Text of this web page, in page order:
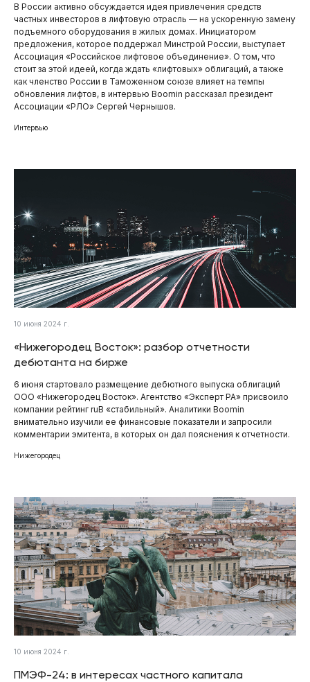
В России активно обсуждается идея привлечения средств
частных инвесторов в лифтовую отрасль — на ускоренную замену
подъемного оборудования в жилых домах. Инициатором
предложения, которое поддержал Минстрой России, выступает
Ассоциация «Российское лифтовое объединение». О том, что
стоит за этой идеей, когда ждать «лифтовых» облигаций, а также
как членство России в Таможенном союзе влияет на темпы
обновления лифтов, в интервью Boomin рассказал президент
Ассоциации «РЛО» Сергей Чернышов.
Интервью
10 июня 2024 г.
«Нижегородец Восток»: разбор отчетности
дебютанта на бирже
6 июня стартовало размещение дебютного выпуска облигаций
ООО «Нижегородец Восток». Агентство «Эксперт РА» присвоило
компании рейтинг ruB «стабильный». Аналитики Boomin
внимательно изучили ее финансовые показатели и запросили
комментарии эмитента, в которых он дал пояснения к отчетности.
Нижегородец
10 июня 2024 г.
ПМЭФ-24: в интересах частного капитала